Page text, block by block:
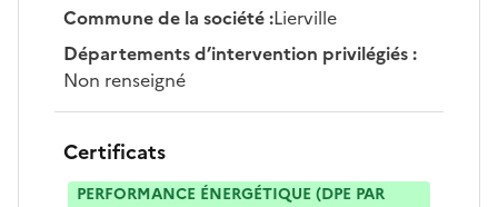
Commune de la société:Lierville
Départements d’intervention privilégiés:
Non renseigné
Certificats
PERFORMANCE ÉNERGÉTIQUE (DPE PAR